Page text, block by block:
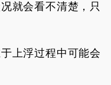
就会看不清楚，只
上浮过程中可能会